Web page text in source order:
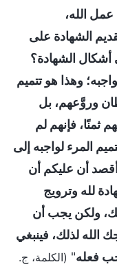
عمل الله،
الشهادة على
الشهادة؟
وهذا هو تتميم
وروَّعهم، بل
ثمنًا، فإنهم لم
المرء لواجبه إلى
أن عليكم أن
لله وترويج
ولكن يجب أن
الله لذلك، فينبغي
فعله" (الكلمة، ج.